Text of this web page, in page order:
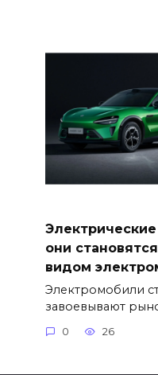
они
видом
Электромобили
завоевывают
0 26